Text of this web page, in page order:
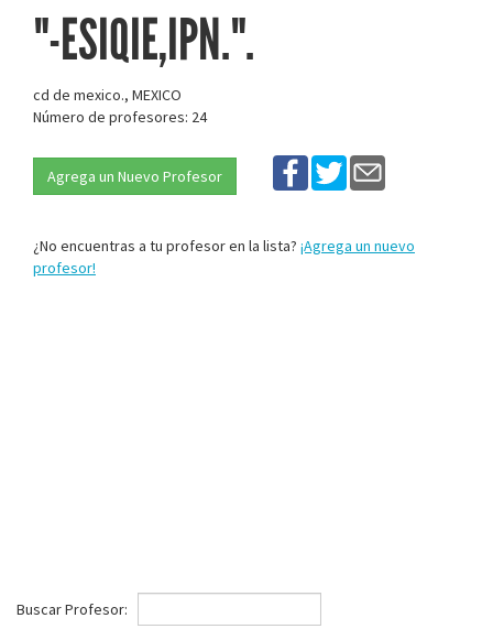
"-ESIQIE,IPN.".
cd de mexico., MEXICO
Número de profesores: 24
Agrega un Nuevo Profesor
¿No encuentras a tu profesor en la lista? ¡Agrega un nuevo
profesor!
Buscar Profesor: